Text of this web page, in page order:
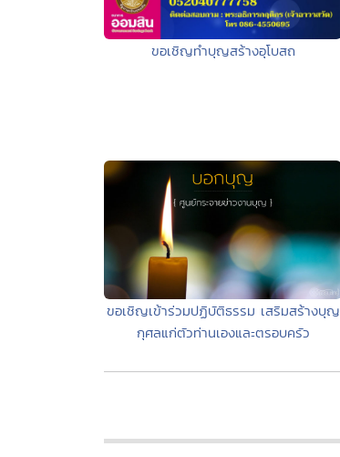
ขอเชิญทำบุญสร้างอุโบสถ
ขอเชิญเข้าร่วมปฏิบัติธรรม เสริมสร้างบุญ
กุศลแก่ตัวท่านเองและตรอบครัว